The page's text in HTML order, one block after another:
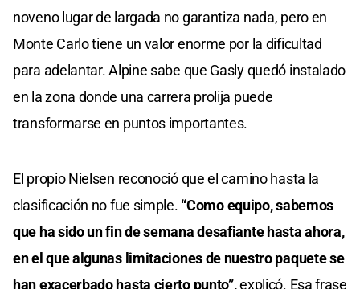
noveno lugar de largada no garantiza nada, pero en
Monte Carlo tiene un valor enorme por la dificultad
para adelantar. Alpine sabe que Gasly quedó instalado
en la zona donde una carrera prolija puede
transformarse en puntos importantes.
El propio Nielsen reconoció que el camino hasta la
clasificación no fue simple. “Como equipo, sabemos
que ha sido un fin de semana desafiante hasta ahora,
en el que algunas limitaciones de nuestro paquete se
han exacerbado hasta cierto punto”,explicó. Esa frase